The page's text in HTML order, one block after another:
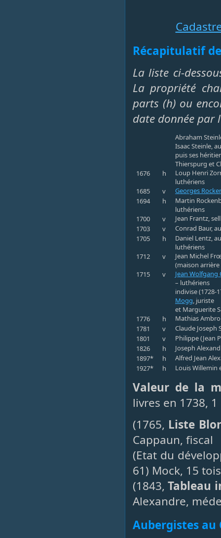
Récapitulatif
La liste ci-
La propriété
parts (h) ou
date donnée par
Abraham
Isaac Steinle,
puis ses
Thierspurg et
1676
h
Loup Henri
luthériens
1685
v
Georges
1694
h
Martin
luthériens
1700
v
Jean Frantz,
1703
v
Conrad Baur,
1705
h
Daniel Lentz,
luthériens
1712
v
Jean Michel
(maison arrière
1715
v
Jean Wolfgang
– luthériens
indivise (1728-
Mogg , juriste
et Marguerite
1776
h
Mathias
1781
v
Claude Joseph
1801
v
Philippe (Jean
1826
h
Joseph
1897*
h
Alfred Jean
1927*
h Louis Willemin
Valeur de la
livres en 1738,
(1765, Liste
Cappaun, fiscal
(Etat du
61) Mock, 15
(1843,Tableau
Alexandre,
Aubergistes au